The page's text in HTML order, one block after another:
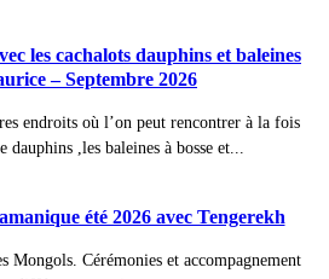
les cachalots dauphins et baleines
– Septembre 2026
endroits où l’on peut rencontrer à la fois
dauphins ,les baleines à bosse et...
été 2026 avec Tengerekh
Mongols. Cérémonies et accompagnement